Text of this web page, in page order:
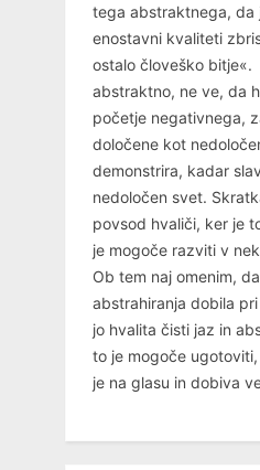
tega abstraktnega, da
enostavni kvaliteti
ostalo človeško bitje«.
abstraktno, ne ve, da
početje negativnega,
določene kot
demonstrira, kadar
nedoločen svet.
povsod hvaliči, ker je
je mogoče razviti v
Ob tem naj omenim,
abstrahiranja dobila
jo hvalita čisti jaz in
to je mogoče
je na glasu in dobiva